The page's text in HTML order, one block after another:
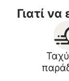
Γιατί